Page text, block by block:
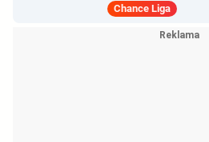
domácí
Chance Liga